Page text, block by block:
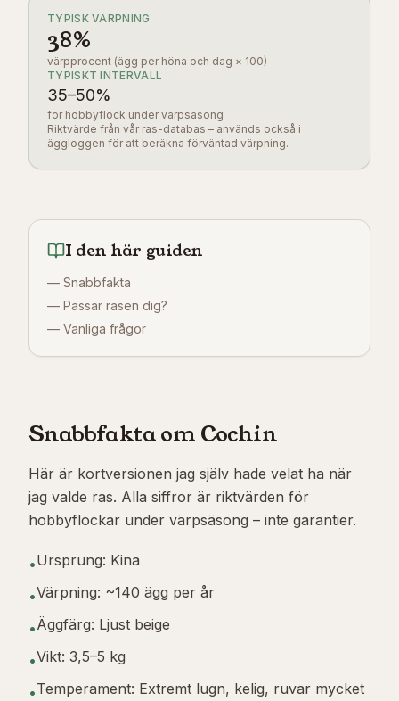
TYPISK VÄRPNING
38%
värpprocent (ägg per höna och dag × 100)
TYPISKT INTERVALL
35–50%
för hobbyflock under värpsäsong
Riktvärde från vår ras-databas – används också i
äggloggen för att beräkna förväntad värpning.
I den här guiden
— Snabbfakta
— Passar rasen dig?
— Vanliga frågor
Snabbfakta om Cochin
Här är kortversionen jag själv hade velat ha när
jag valde ras. Alla siffror är riktvärden för
hobbyflockar under värpsäsong – inte garantier.
•Ursprung: Kina
•Värpning: ~140 ägg per år
•Äggfärg: Ljust beige
•Vikt: 3,5–5 kg
•Temperament: Extremt lugn, kelig, ruvar mycket